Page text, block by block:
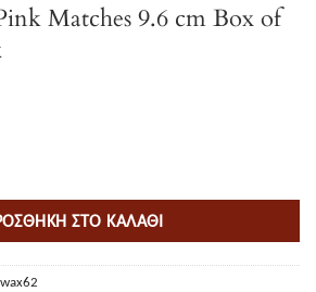
Matches 9.6 cm Box of
ΣΤΟ ΚΑΛΆΘΙ